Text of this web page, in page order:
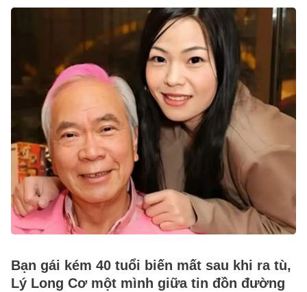
Bạn gái kém 40 tuổi biến mất sau khi ra tù,
Lý Long Cơ một mình giữa tin đồn đường